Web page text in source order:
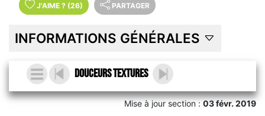
J'AIME ? (26) PARTAGER
INFORMATIONS GÉNÉRALES
douceurs TEXTURES
Mise à jour section : 03 févr. 2019